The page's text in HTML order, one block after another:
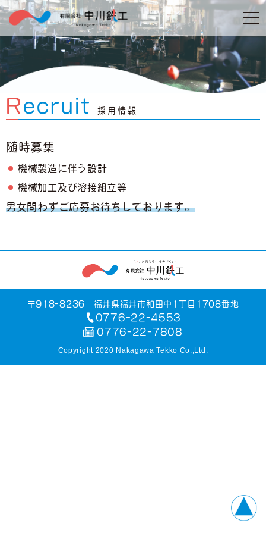
Recruit 採用情報
随時募集
機械製造に伴う設計
機械加工及び溶接組立等
男女問わずご応募お待ちしております。
〒918-8236 福井県福井市和田中1丁目1708番地
0776-22-4553
0776-22-7808
Copyright 2020 Nakagawa Tekko Co.,Ltd.